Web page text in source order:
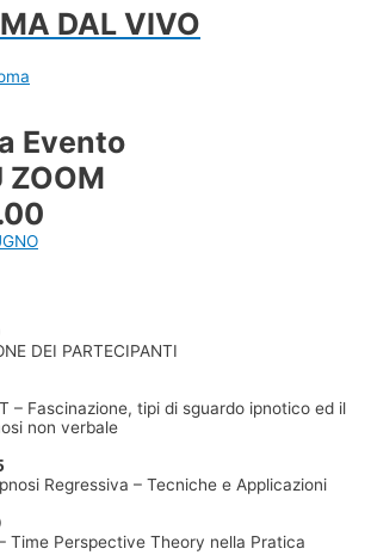
DAL VIVO
Evento
ZOOM
DEI PARTECIPANTI
– Fascinazione, tipi di sguardo ipnotico ed il
non verbale
Regressiva – Tecniche e Applicazioni
– Time Perspective Theory nella Pratica